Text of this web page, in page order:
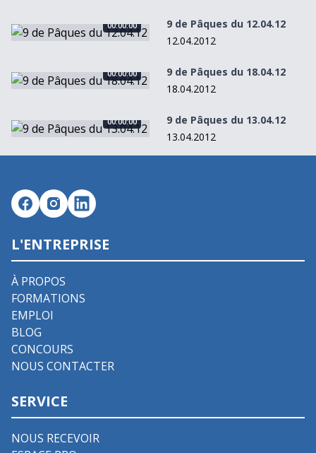
9 de Pâques du 12.04.12
00:00:00
9 de Pâques du 12.04.12
12.04.2012
9 de Pâques du 18.04.12
00:00:00
9 de Pâques du 18.04.12
18.04.2012
9 de Pâques du 13.04.12
00:00:00
9 de Pâques du 13.04.12
13.04.2012
L'ENTREPRISE
À PROPOS
FORMATIONS
EMPLOI
BLOG
CONCOURS
NOUS CONTACTER
SERVICE
NOUS RECEVOIR